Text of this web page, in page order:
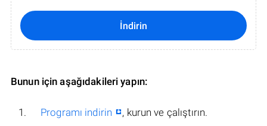
İndirin
Bunun için aşağıdakileri yapın:
Programı indirin , kurun ve çalıştırın.